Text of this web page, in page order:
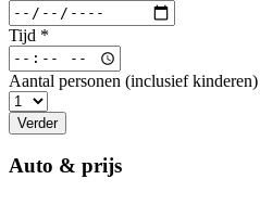
Tijd *
Aantal personen (inclusief kinderen)
Verder
Auto & prijs